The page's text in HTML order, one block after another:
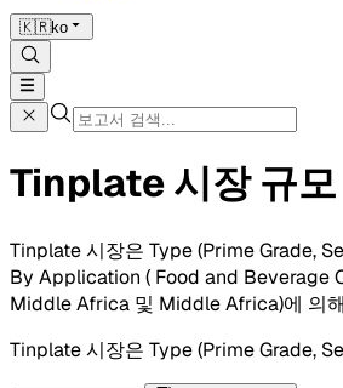
🇰🇷ko
Tinplate 시장 규
Tinplate 시장은 Type (Prime Grade,
By Application ( Food and Beverage
Middle Africa 및 Middle Africa)에 의
Tinplate 시장은 Type (Prime Grade,